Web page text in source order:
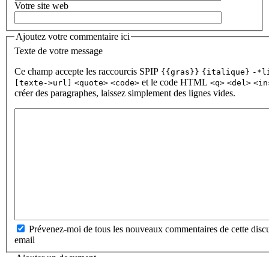
Votre site web
Ajoutez votre commentaire ici
Texte de votre message
Ce champ accepte les raccourcis SPIP {{gras}} {italique} -
[texte->url]
<quote> <code> et le code HTML <q> <del>
créer des paragraphes, laissez simplement des lignes vides.
Prévenez-moi de tous les nouveaux commentaires de cette
email